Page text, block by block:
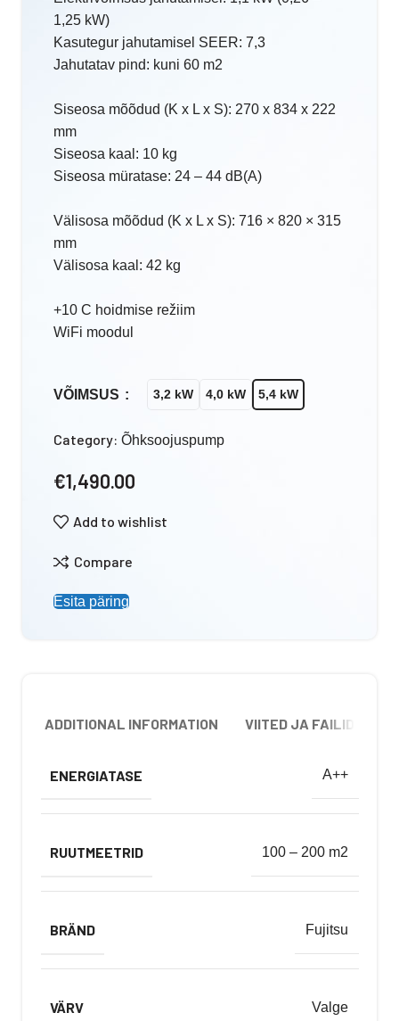
1,25 kW)
Kasutegur jahutamisel SEER: 7,3
Jahutatav pind: kuni 60 m2
Siseosa mõõdud (K x L x S): 270 x 834 x 222
mm
Siseosa kaal: 10 kg
Siseosa müratase: 24 – 44 dB(A)
Välisosa mõõdud (K x L x S): 716 × 820 × 315
mm
Välisosa kaal: 42 kg
+10 C hoidmise režiim
WiFi moodul
VÕIMSUS 3,2 kW 4,0 kW 5,4 kW
Category: Õhksoojuspump
€1,490.00
Add to wishlist
Compare
Esita päring
ADDITIONAL INFORMATION VIITED JA FAILID
ENERGIATASE A++
RUUTMEETRID 100 – 200 m2
BRÄND Fujitsu
VÄRV Valge